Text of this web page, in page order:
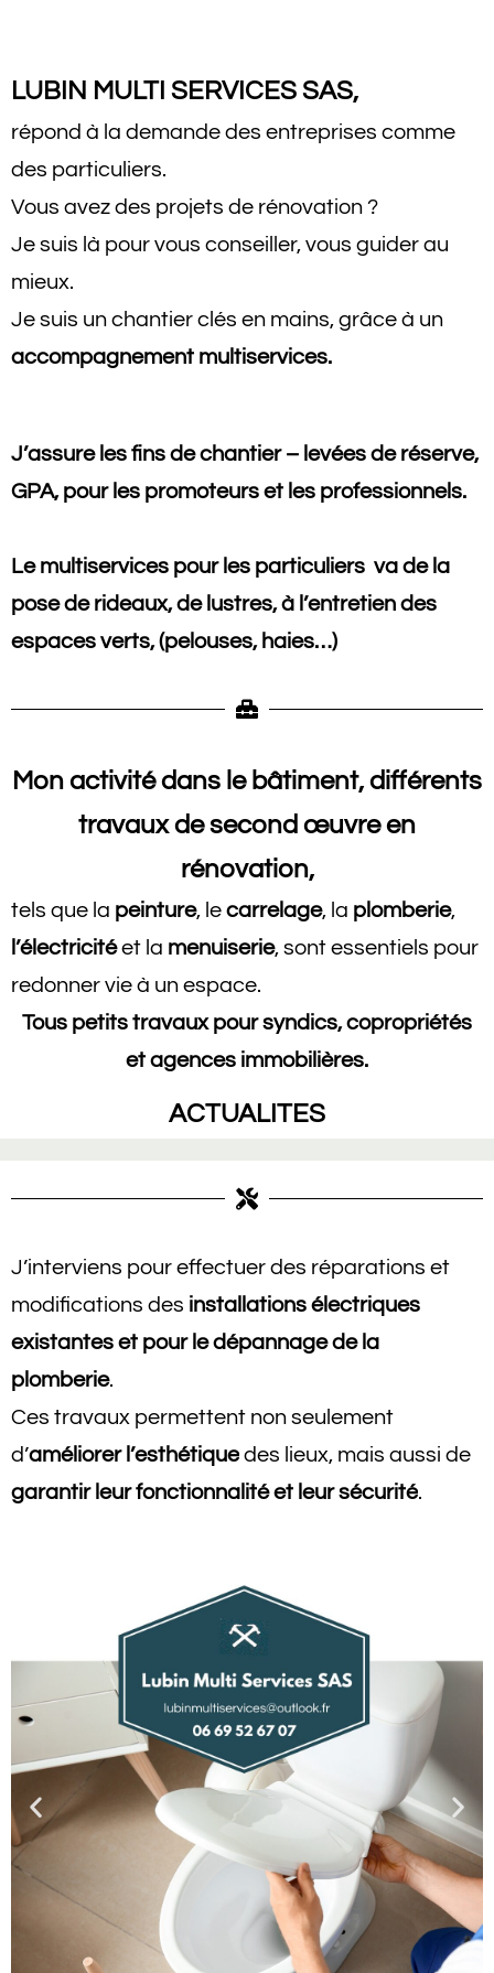
LUBIN MULTI SERVICES SAS,
répond à la demande des entreprises comme
des particuliers.
Vous avez des projets de rénovation ?
Je suis là pour vous conseiller, vous guider au
mieux.
Je suis un chantier clés en mains, grâce à un
accompagnement multiservices.
J’assure les fins de chantier – levées de réserve,
GPA, pour les promoteurs et les professionnels.
Le multiservices pour les particuliers va de la
pose de rideaux, de lustres, à l’entretien des
espaces verts, (pelouses, haies…)
Mon activité dans le bâtiment, différents
travaux de second œuvre en
rénovation,
tels que la peinture, le carrelage, la plomberie,
l’électricitéet la menuiserie, sont essentiels pour
redonner vie à un espace.
Tous petits travaux pour syndics, copropriétés
et agences immobilières.
ACTUALITES
J’interviens pour effectuer des réparations et
modifications des installations électriques
existantes et pour le dépannagede la
plomberie.
Ces travaux permettent non seulement
d’améliorer l’esthétique des lieux, mais aussi de
garantir leur fonctionnalité et leur sécurité.